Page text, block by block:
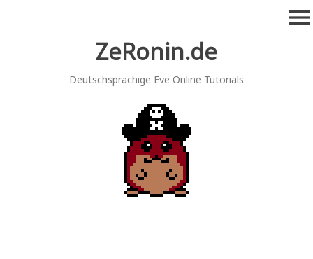
ZeRonin.de
Deutschsprachige Eve Online Tutorials
menu